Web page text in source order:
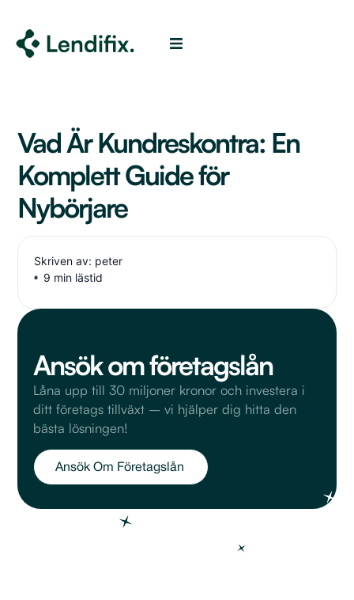
Vad Är Kundreskontra: En
Komplett Guide för
Nybörjare
Skriven av: peter
9 min lästid
Ansök om företagslån
Låna upp till 30 miljoner kronor och investera i
ditt företags tillväxt – vi hjälper dig hitta den
bästa lösningen!
Ansök Om Företagslån